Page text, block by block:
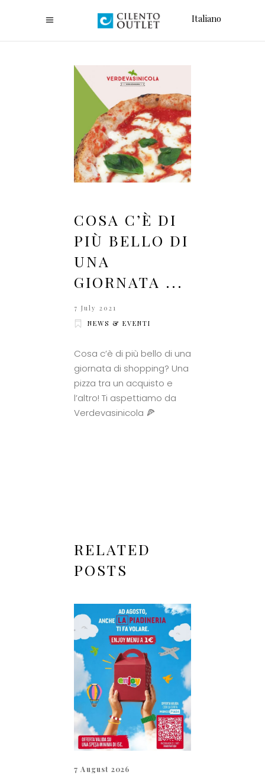
Italiano
COSA C’È DI
PIÙ BELLO DI
UNA
GIORNATA ...
7 July 2021
NEWS & EVENTI
Cosa c’è di più bello di una
giornata di shopping? Una
pizza tra un acquisto e
l’altro! Ti aspettiamo da
Verdevasinicola 🍕
RELATED
POSTS
7 August 2026